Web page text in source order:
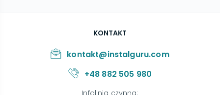
KONTAKT
kontakt@instalguru.com
+48 882 505 980
Infolinia czynna: